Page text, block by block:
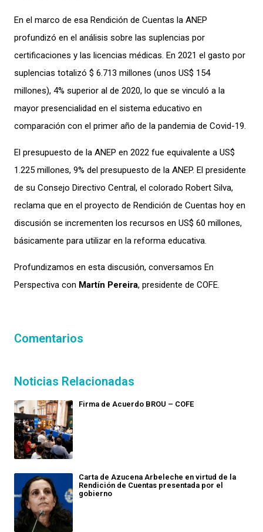
En el marco de esa Rendición de Cuentas la ANEP
profundizó en el análisis sobre las suplencias por
certificaciones y las licencias médicas. En 2021 el gasto por
suplencias totalizó $ 6.713 millones (unos US$ 154
millones), 4% superior al de 2020, lo que se vinculó a la
mayor presencialidad en el sistema educativo en
comparación con el primer año de la pandemia de Covid-19.
El presupuesto de la ANEP en 2022 fue equivalente a US$
1.225 millones, 9% del presupuesto de la ANEP. El presidente
de su Consejo Directivo Central, el colorado Robert Silva,
reclama que en el proyecto de Rendición de Cuentas hoy en
discusión se incrementen los recursos en US$ 60 millones,
básicamente para utilizar en la reforma educativa.
Profundizamos en esta discusión, conversamos En
Perspectiva con Martín Pereira, presidente de COFE.
Comentarios
Noticias Relacionadas
Firma de Acuerdo BROU – COFE
Carta de Azucena Arbeleche en virtud de la
Rendición de Cuentas presentada por el
gobierno